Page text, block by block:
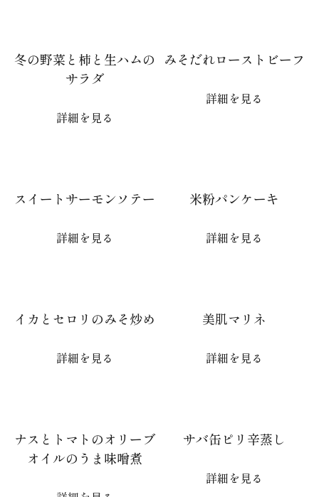
冬の野菜と柿と生ハムの
サラダ
詳細を見る
みそだれローストビーフ
詳細を見る
スイートサーモンソテー
詳細を見る
米粉パンケーキ
詳細を見る
イカとセロリのみそ炒め
詳細を見る
美肌マリネ
詳細を見る
ナスとトマトのオリーブ
オイルのうま味噌煮
サバ缶ピリ辛蒸し
詳細を見る